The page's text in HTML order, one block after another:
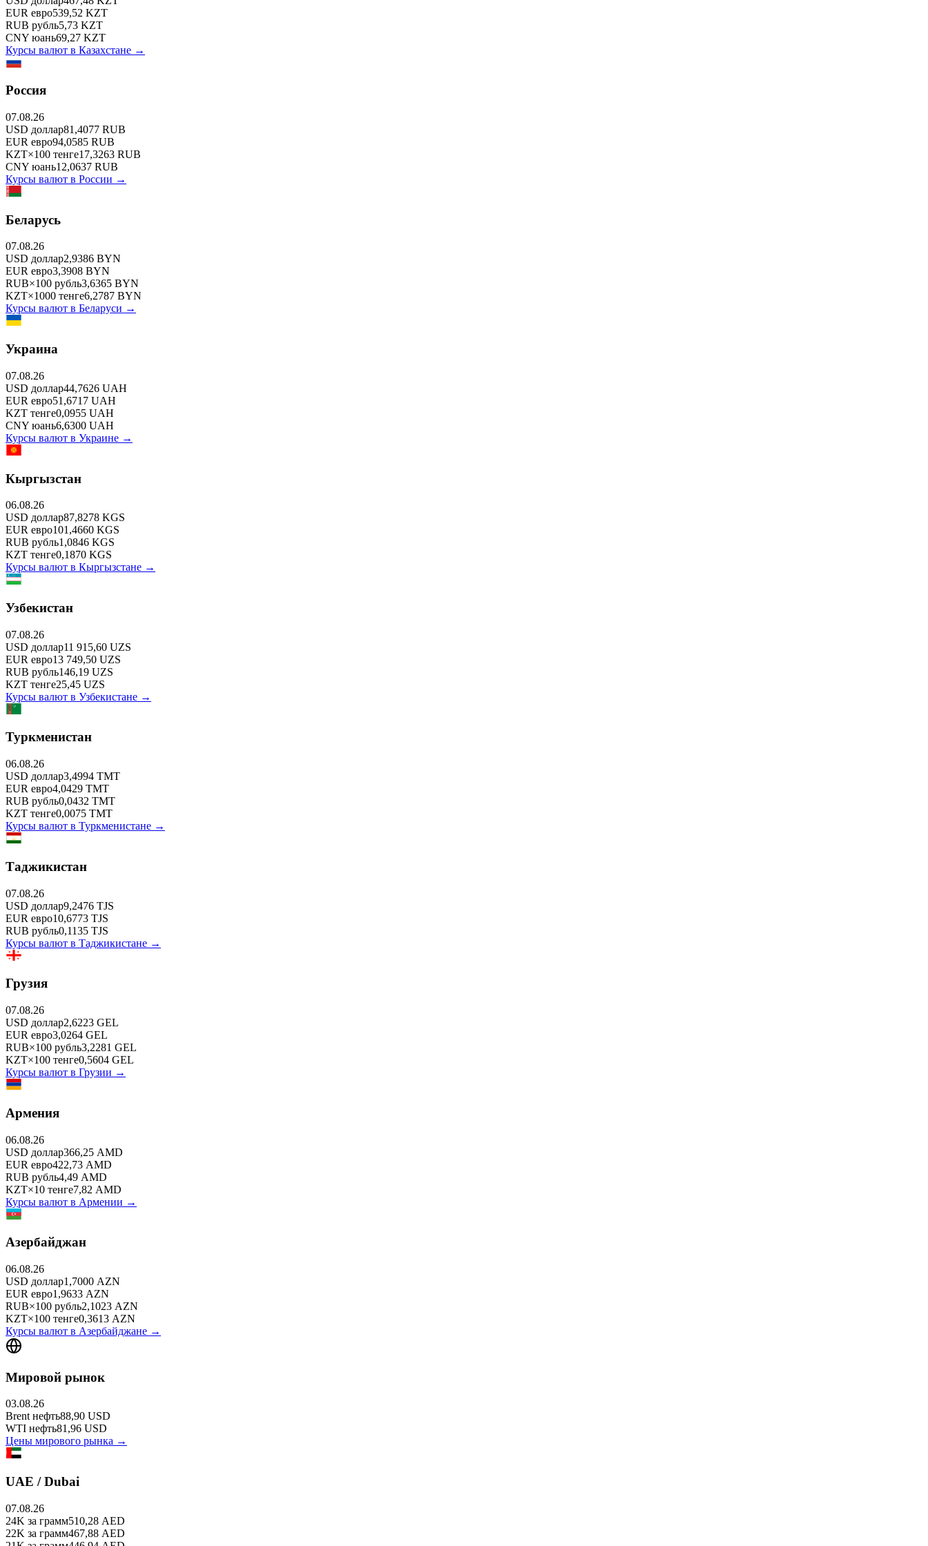
EUR евро539,52 KZT
RUB рубль5,73 KZT
CNY юань69,27 KZT
Курсы валют в Казахстане →
Россия
07.08.26
USD доллар81,4077 RUB
EUR евро94,0585 RUB
KZT×100 тенге17,3263 RUB
CNY юань12,0637 RUB
Курсы валют в России →
Беларусь
07.08.26
USD доллар2,9386 BYN
EUR евро3,3908 BYN
RUB×100 рубль3,6365 BYN
KZT×1000 тенге6,2787 BYN
Курсы валют в Беларуси →
Украина
07.08.26
USD доллар44,7626 UAH
EUR евро51,6717 UAH
KZT тенге0,0955 UAH
CNY юань6,6300 UAH
Курсы валют в Украине →
Кыргызстан
06.08.26
USD доллар87,8278 KGS
EUR евро101,4660 KGS
RUB рубль1,0846 KGS
KZT тенге0,1870 KGS
Курсы валют в Кыргызстане →
Узбекистан
07.08.26
USD доллар11 915,60 UZS
EUR евро13 749,50 UZS
RUB рубль146,19 UZS
KZT тенге25,45 UZS
Курсы валют в Узбекистане →
Туркменистан
06.08.26
USD доллар3,4994 TMT
EUR евро4,0429 TMT
RUB рубль0,0432 TMT
KZT тенге0,0075 TMT
Курсы валют в Туркменистане →
Таджикистан
07.08.26
USD доллар9,2476 TJS
EUR евро10,6773 TJS
RUB рубль0,1135 TJS
Курсы валют в Таджикистане →
Грузия
07.08.26
USD доллар2,6223 GEL
EUR евро3,0264 GEL
RUB×100 рубль3,2281 GEL
KZT×100 тенге0,5604 GEL
Курсы валют в Грузии →
Армения
06.08.26
USD доллар366,25 AMD
EUR евро422,73 AMD
RUB рубль4,49 AMD
KZT×10 тенге7,82 AMD
Курсы валют в Армении →
Азербайджан
06.08.26
USD доллар1,7000 AZN
EUR евро1,9633 AZN
RUB×100 рубль2,1023 AZN
KZT×100 тенге0,3613 AZN
Курсы валют в Азербайджане →
Мировой рынок
03.08.26
Brent нефть88,90 USD
WTI нефть81,96 USD
Цены мирового рынка →
UAE / Dubai
07.08.26
24K за грамм510,28 AED
22K за грамм467,88 AED